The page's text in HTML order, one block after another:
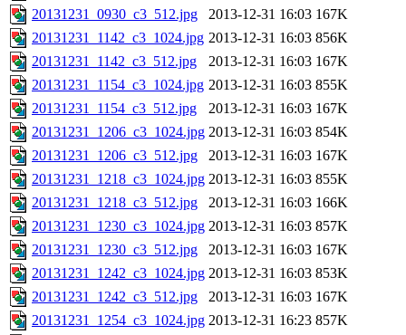
20131231_0930_c3_512.jpg
2013-12-31 16:03 167K
20131231_1142_c3_1024.jpg 2013-12-31 16:03 856K
20131231_1142_c3_512.jpg
2013-12-31 16:03 167K
20131231_1154_c3_1024.jpg 2013-12-31 16:03 855K
20131231_1154_c3_512.jpg
2013-12-31 16:03 167K
20131231_1206_c3_1024.jpg 2013-12-31 16:03 854K
20131231_1206_c3_512.jpg
2013-12-31 16:03 167K
20131231_1218_c3_1024.jpg 2013-12-31 16:03 855K
20131231_1218_c3_512.jpg
2013-12-31 16:03 166K
20131231_1230_c3_1024.jpg 2013-12-31 16:03 857K
20131231_1230_c3_512.jpg
2013-12-31 16:03 167K
20131231_1242_c3_1024.jpg 2013-12-31 16:03 853K
20131231_1242_c3_512.jpg
2013-12-31 16:03 167K
20131231_1254_c3_1024.jpg 2013-12-31 16:23 857K